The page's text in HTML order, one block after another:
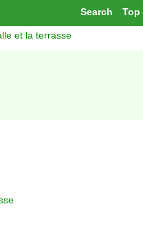
Top
Search
et la terrasse